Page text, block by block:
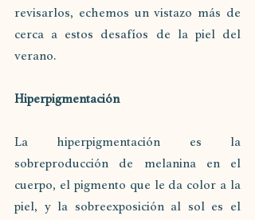
revisarlos, echemos un vistazo más de
cerca a estos desafíos de la piel del
verano.
Hiperpigmentación
La hiperpigmentación es la
sobreproducción de melanina en el
cuerpo, el pigmento que le da color a la
piel, y la sobreexposición al sol es el